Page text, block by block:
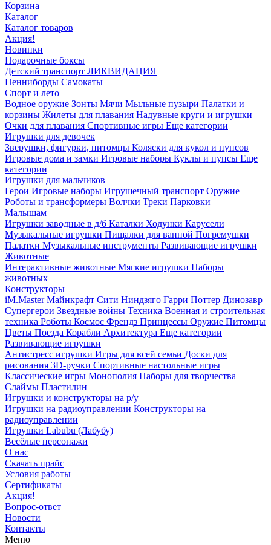
Корзина
Каталог
Каталог товаров
Акция!
Новинки
Подарочные боксы
Детский транспорт ЛИКВИДАЦИЯ
Пенниборды Самокаты
Спорт и лето
Водное оружие Зонты Мячи Мыльные пузыри Палатки и
корзины Жилеты для плавания Надувные круги и игрушки
Очки для плавания Спортивные игры Еще категории
Игрушки для девочек
Зверушки, фигурки, питомцы Коляски для кукол и пупсов
Игровые дома и замки Игровые наборы Куклы и пупсы Еще
категории
Игрушки для мальчиков
Герои Игровые наборы Игрушечный транспорт Оружие
Роботы и трансформеры Волчки Треки Парковки
Малышам
Игрушки заводные в д/б Каталки Ходунки Карусели
Музыкальные игрушки Пищалки для ванной Погремушки
Палатки Музыкальные инструменты Развивающие игрушки
Животные
Интерактивные животные Мягкие игрушки Наборы
животных
Конструкторы
iM.Master Майнкрафт Сити Ниндзяго Гарри Поттер Динозавр
Супергерои Звездные войны Техника Военная и строительная
техника Роботы Космос Френдз Принцессы Оружие Питомцы
Цветы Поезда Корабли Архитектура Еще категории
Развивающие игрушки
Антистресс игрушки Игры для всей семьи Доски для
рисования 3D-ручки Спортивные настольные игры
Классические игры Монополия Наборы для творчества
Слаймы Пластилин
Игрушки и конструкторы на р/у
Игрушки на радиоуправлении Конструкторы на
радиоуправлении
Игрушки Labubu (Лабубу)
Весёлые персонажи
О нас
Скачать прайс
Условия работы
Сертификаты
Акция!
Вопрос-ответ
Новости
Контакты
Меню